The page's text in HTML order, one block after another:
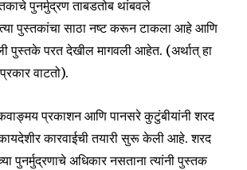
button below. Don't worry, we respect
spam your inbox. Your information is
SUBSCRIBE
पुनर्मुद्रण ताबडतोब थांबवले
पुस्तकांचा साठा नष्ट करून टाकला आहे आणि
पुस्तके परत देखील मागवली आहेत. (अर्थात् हा
वाटतो).
प्रकाशन आणि पानसरे कुटुंबीयांनी शरद
कारवाईची तयारी सुरू केली आहे. शरद
पुनर्मुद्रणाचे अधिकार नसताना त्यांनी पुस्तक